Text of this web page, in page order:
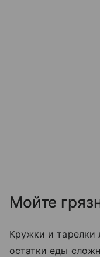
Мойте
Кружки и тарелки
остатки еды